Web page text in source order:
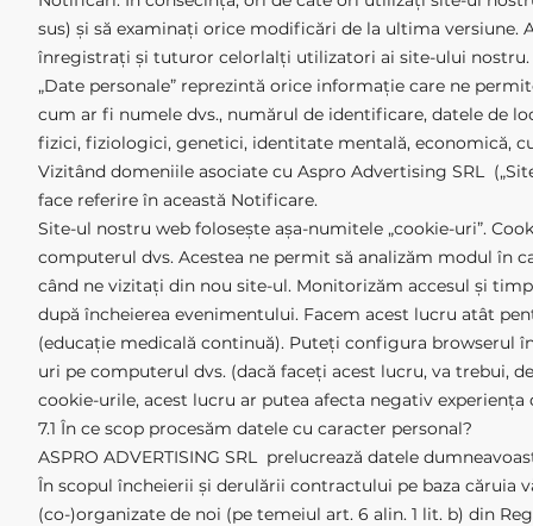
sus) și să examinați orice modificări de la ultima
înregistrați și tuturor celorlalți utilizatori ai site-ului nostru.
„Date personale” reprezintă orice informație care ne
cum ar fi numele dvs., numărul de identificare, datele de
fizici, fiziologici, genetici, identitate mentală, economică,
Vizitând domeniile asociate cu Aspro Advertising SRL
face referire în această Notificare.
Site-ul nostru web folosește așa-numitele „cookie-uri”.
computerul dvs. Acestea ne permit să analizăm modul în
când ne vizitați din nou site-ul. Monitorizăm accesul și
după încheierea evenimentului. Facem acest lucru atât
(educație medicală continuă). Puteți configura browserul
uri pe computerul dvs. (dacă faceți acest lucru, va trebui,
cookie-urile, acest lucru ar putea afecta negativ experiența
7.1 În ce scop procesăm datele cu caracter personal?
ASPRO ADVERTISING SRL prelucrează datele
În scopul încheierii și derulării contractului pe baza căruia
(co-)organizate de noi (pe temeiul art. 6 alin. 1 lit. b) din